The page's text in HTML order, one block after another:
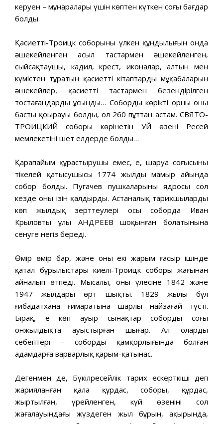
керуен – мұнаралары үшін көптен күткен соңғы бағдар
болды.
Қасиетті-Троицк соборының үлкен құндылығын онда
әшекейленген асыл тастармен әшекейленген,
сыйсақтаушы, кадил, крест, иконалар, алтын мен
күмістен тұратын қасиетті кітаптардың мұқабаларын
әшекейлер, қасиетті тастармен безендірілген
тостағандарды ұсынды… Собордың көрікті орны оның
басты қоңырауы болды, ол 260 пұттан астам. СВЯТО-
ТРОИЦКИЙ соборы көрінетін УЙ өзені Ресей
мемлекетінің шет елдерде болды…
Қарапайым құрастырушы емес, ең, шаруа соғысының
тікелей қатысушысы 1774 жылдың мамыр айында
собор болды. Пугачев пушкаларының ядросы сол
кезде оның ізін қалдырды. Астаналық тарихшылардың
көп жылдық зерттеулері осы соборда Иван
Крыловтың ұлы АНДРЕЕВ шоқынған болатынына
сенуге негіз береді.
Өмір өмір бар, және оның екі жарым ғасыр ішінде
қатал бұрылыстары киелі-Троицк соборы жағынан
айналып өтпеді. Мысалы, оның үлесіне 1842 және
1947 жылдары өрт шықты. 1829 жылы бұл
ғибадатхана ғимаратына шарлы найзағай түсті.
Бірақ, ең көп ауыр сынақтар соборды соңғы
онжылдықта ауыстырған шығар. Ал олардың
себептері – собордың қамқорлығында болған
адамдарға варварлық қарым-қатынас.
Дегенмен де, Бүкілресейлік тарих ескерткіші деп
жарияланған қала құрдас, соборы, құрдас,
жыртылған, үрейленген, күй өзенінің сол
жағалауындағы жүздеген жыл бұрын, ақырында,